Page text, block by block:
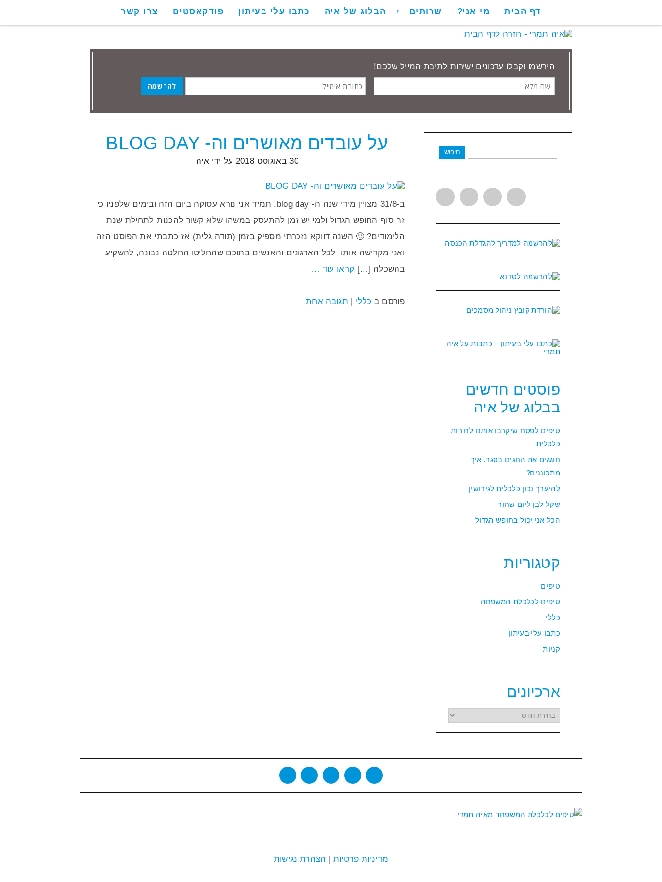
דף הבית מי אני? שרותים ▼ הבלוג של איה כתבו עלי בעיתון פודקאסטים צרו קשר
הירשמו וקבלו עדכונים ישירות לתיבת המייל שלכם!
שם
מלא
כתובת
אימייל
הודעות שתייגו ‘הייטק’
על עובדים מאושרים וה- BLOG DAY
30 באוגוסט 2018 על ידי איה
ב-31/8 מצויין מידי שנה ה- blog day. תמיד אני נורא עסוקה ביום הזה ובימים שלפניו כי
זה סוף החופש הגדול ולמי יש זמן להתעסק במשהו שלא קשור להכנות לתחילת שנת
הלימודים? 🙂 השנה דווקא נזכרתי מספיק בזמן (תודה גלית) אז כתבתי את הפוסט הזה
ואני מקדישה אותו לכל הארגונים והאנשים בתוכם שהחליטו החלטה נבונה, להשקיע
בהשכלה […] קראו עוד …
פורסם ב כללי | תגובה אחת
חיפוש
פוסטים חדשים
בבלוג של איה
טיפים לפסח שיקרבו אותנו לחירות
כלכלית
חוגגים את החגים בסגר. איך
מתכוננים?
להיערך נכון כלכלית לגירושין
שקל לבן ליום שחור
הכל אני יכול בחופש הגדול
קטגוריות
טיפים
טיפים לכלכלת המשפחה
כללי
כתבו עלי בעיתון
קניות
ארכיונים
ארכיונים
מדיניות פרטיות | הצהרת נגישות